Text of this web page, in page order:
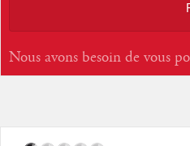
Nous avons besoin de vous